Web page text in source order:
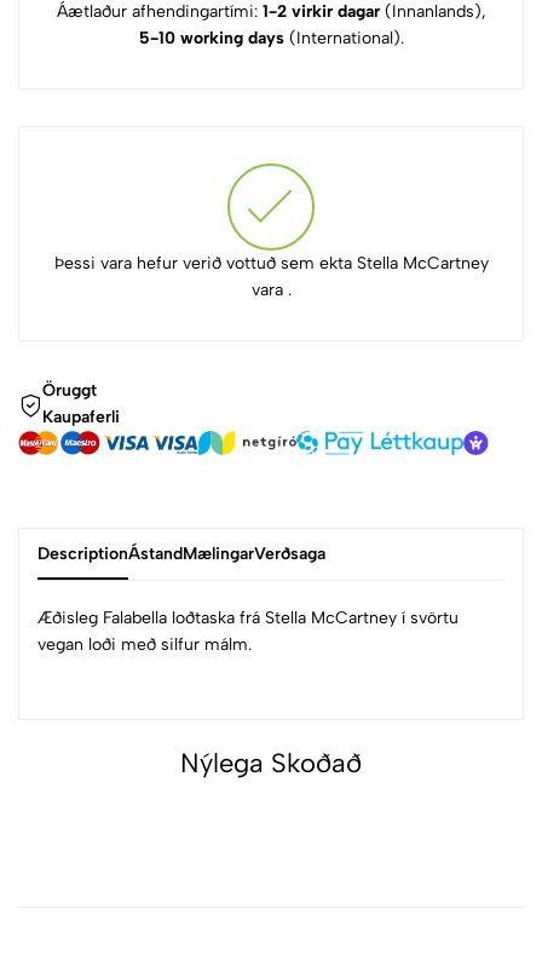
Áætlaður afhendingartími: 1-2 virkir dagar (Innanlands),
5-10 working days(International).
Þessi vara hefur verið vottuð sem ekta Stella McCartney
vara .
Öruggt
Kaupaferli
DescriptionÁstandMælingarVerðsaga
Æðisleg Falabella loðtaska frá Stella McCartney í svörtu
vegan loði með silfur málm.
Nýlega Skoðað